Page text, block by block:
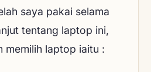
saya pakai selama
tentang laptop ini,
memilih laptop iaitu :